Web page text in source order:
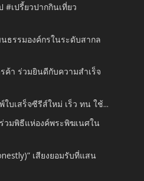
#เปรี้ยวปากกินเที่ยว
นธรรมองค์กรในระดับสากล
ค้า ร่วมยินดีกับความสำเร็จ
ใบเสร็จซีรีส์ใหม่ เร็ว ทน ใช้...
วมพิธีแห่องค์พระพิฆเนศใน
เสียงยอมรับที่แสน